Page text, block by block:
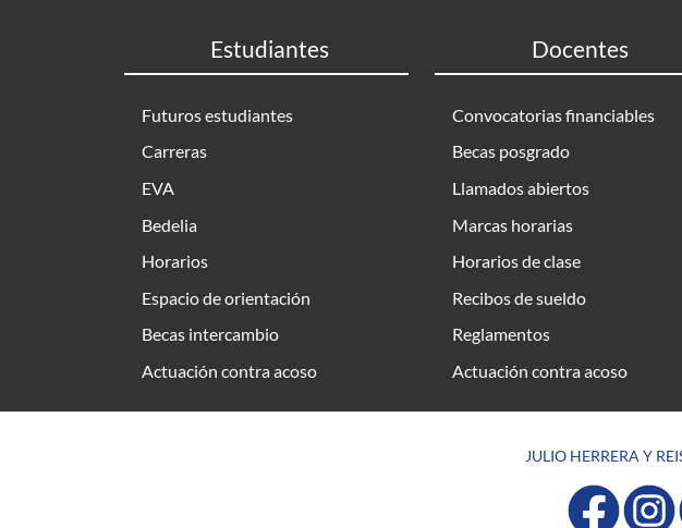
Estudiantes
Futuros estudiantes
Carreras
EVA
Bedelia
Horarios
Espacio de orientación
Becas intercambio
Actuación contra acoso
Docentes
Convocatorias financiables
Becas posgrado
Llamados abiertos
Marcas horarias
Horarios de clase
Recibos de sueldo
Reglamentos
Actuación contra acoso
JULIO HERRERA Y